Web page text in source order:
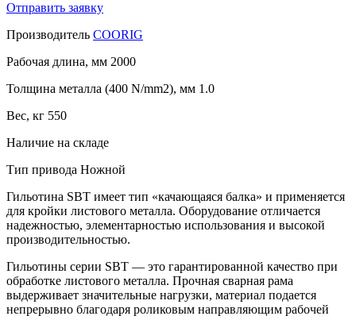
Отправить заявку
Производитель COORIG
Рабочая длина, мм 2000
Толщина металла (400 N/mm2), мм 1.0
Вес, кг 550
Наличие на складе
Тип привода Ножной
Гильотина SBT имеет тип «качающаяся балка» и применяется
для кройки листового металла. Оборудование отличается
надежностью, элементарностью использования и высокой
производительностью.
Гильотины серии SBT — это гарантированной качество при
обработке листового металла. Прочная сварная рама
выдерживает значительные нагрузки, материал подается
непрерывно благодаря роликовым направляющим рабочей